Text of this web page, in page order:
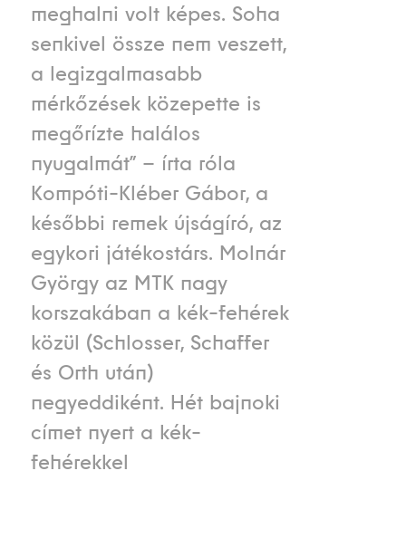
meghalni volt képes. Soha
senkivel össze nem veszett,
a legizgalmasabb
mérkőzések közepette is
megőrízte halálos
nyugalmát” – írta róla
Kompóti-Kléber Gábor, a
későbbi remek újságíró, az
egykori játékostárs. Molnár
György az MTK nagy
korszakában a kék-fehérek
közül (Schlosser, Schaffer
és Orth után)
negyeddiként. Hét bajnoki
címet nyert a kék-
fehérekkel